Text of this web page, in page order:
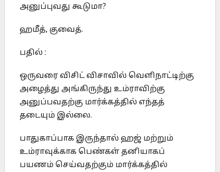
அனுப்புவது கூடுமா?
ஹமீத், குவைத்.
பதில் :
ஒருவரை விசிட் விசாவில் வெளிநாட்டிற்கு
அழைத்து அங்கிருந்து உம்ராவிற்கு
அனுப்பவதற்கு மார்க்கத்தில் எந்தத்
தடையும் இல்லை.
பாதுகாப்பாக இருந்தால் ஹஜ் மற்றும்
உம்ராவுக்காக பெண்கள் தனியாகப்
பயணம் செய்வதற்கும் மார்க்கத்தில்